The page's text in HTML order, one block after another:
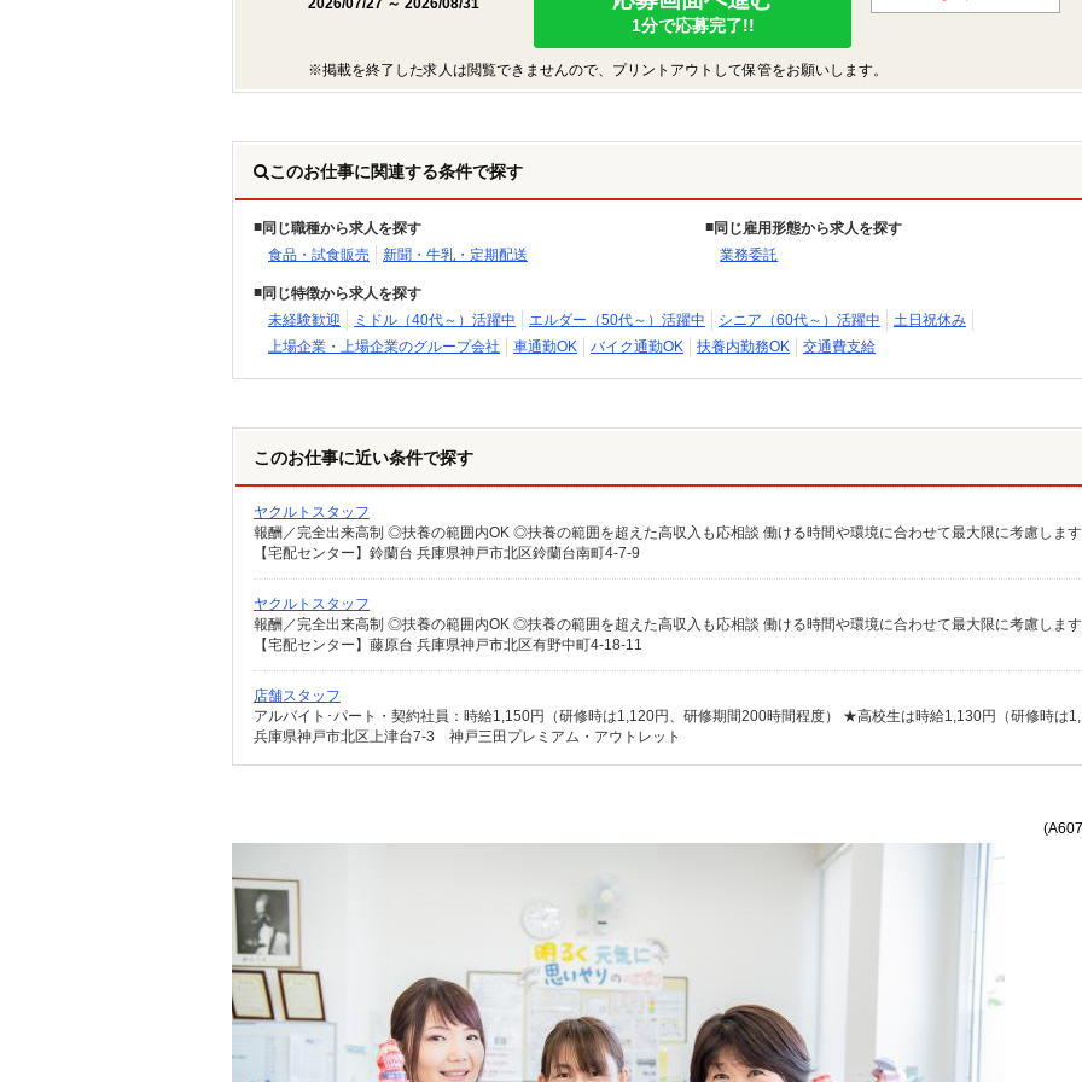
2026/07/27 ～ 2026/08/31
1分で応募完了!!
※掲載を終了した求人は閲覧できませんので、プリントアウトして保管をお願いします。
このお仕事に関連する条件で探す
同じ職種から求人を探す
食品・試食販売
新聞・牛乳・定期配送
同じ雇用形態から求人を探す
業務委託
同じ特徴から求人を探す
未経験歓迎
ミドル（40代～）活躍中 エルダー（50代～）活躍中 シニア（60代～）活躍中
土日祝休み
上場企業・上場企業のグループ会社
車通勤OK バイク通勤OK 扶養内勤務OK 交通費支給
このお仕事に近い条件で探す
ヤクルトスタッフ
【宅配センター】鈴蘭台 兵庫県神戸市北区鈴蘭台南町4-7-9
ヤクルトスタッフ
【宅配センター】藤原台 兵庫県神戸市北区有野中町4-18-11
店舗スタッフ
兵庫県神戸市北区上津台7-3 神戸三田プレミアム・アウトレット